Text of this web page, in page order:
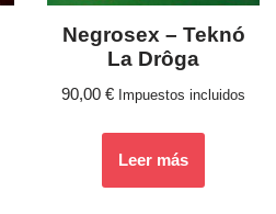
Negrosex ‎– Teknó
La Drôga
90,00 € Impuestos incluidos
Leer más